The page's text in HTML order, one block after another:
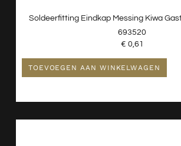
Soldeerfitting Eindkap Messing Kiwa
693520
€ 0,61
TOEVOEGEN AAN WINKELWAGEN